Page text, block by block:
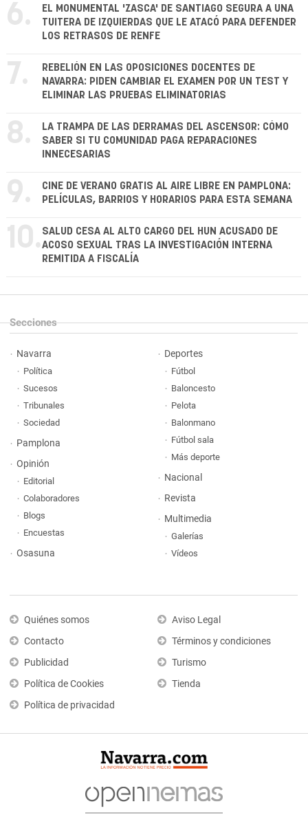
6.
EL MONUMENTAL 'ZASCA' DE SANTIAGO SEGURA A UNA
TUITERA DE IZQUIERDAS QUE LE ATACÓ PARA DEFENDER
LOS RETRASOS DE RENFE
7.
REBELIÓN EN LAS OPOSICIONES DOCENTES DE
NAVARRA: PIDEN CAMBIAR EL EXAMEN POR UN TEST Y
ELIMINAR LAS PRUEBAS ELIMINATORIAS
8.
LA TRAMPA DE LAS DERRAMAS DEL ASCENSOR: CÓMO
SABER SI TU COMUNIDAD PAGA REPARACIONES
INNECESARIAS
9.
CINE DE VERANO GRATIS AL AIRE LIBRE EN PAMPLONA:
PELÍCULAS, BARRIOS Y HORARIOS PARA ESTA SEMANA
10. SALUD CESA AL ALTO CARGO DEL HUN ACUSADO DE
ACOSO SEXUAL TRAS LA INVESTIGACIÓN INTERNA
REMITIDA A FISCALÍA
Secciones
Navarra
Política
Sucesos
Tribunales
Sociedad
Pamplona
Opinión
Editorial
Colaboradores
Blogs
Encuestas
Osasuna
Deportes
Fútbol
Baloncesto
Pelota
Balonmano
Fútbol sala
Más deporte
Nacional
Revista
Multimedia
Galerías
Vídeos
Quiénes somos
Contacto
Publicidad
Política de Cookies
Política de privacidad
Aviso Legal
Términos y condiciones
Turismo
Tienda